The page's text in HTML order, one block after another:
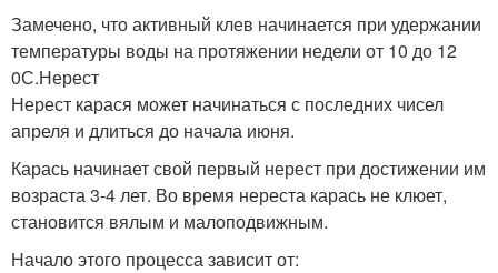
Замечено, что активный клев начинается при удержании
температуры воды на протяжении недели от 10 до 12
0С.Нерест
Нерест карася может начинаться с последних чисел
апреля и длиться до начала июня.
Карась начинает свой первый нерест при достижении им
возраста 3-4 лет. Во время нереста карась не клюет,
становится вялым и малоподвижным.
Начало этого процесса зависит от: